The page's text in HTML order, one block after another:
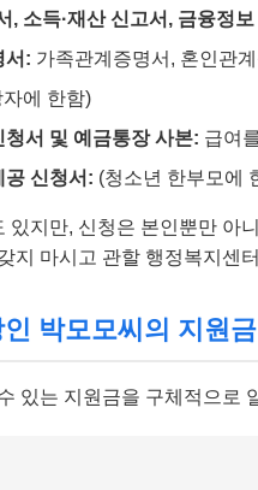
, 소득·재산 신고서, 금융정
서: 가족관계증명서, 혼인관
자에 한함)
서 및 예금통장 사본: 급여
공 신청서: (청소년 한부모에
있지만, 신청은 본인뿐만 아
지 마시고 관할 행정복지센
박모모씨의 지원
있는 지원금을 구체적으로